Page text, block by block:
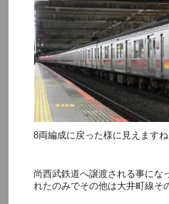
8両編成に戻った様に見えますね
尚西武鉄道へ譲渡される事にな
れたのみでその他は大井町線そ